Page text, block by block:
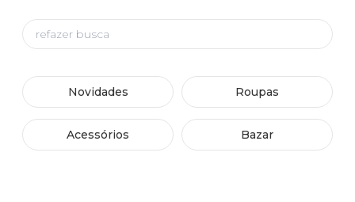
Novidades Roupas
Acessórios Bazar